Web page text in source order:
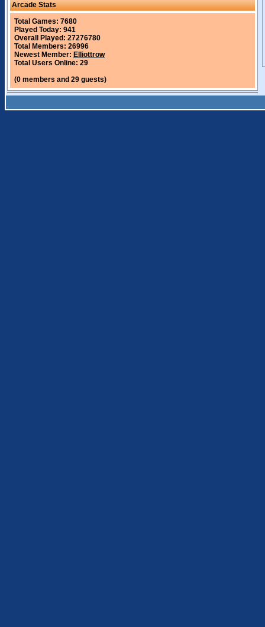
Arcade Stats
Total Games: 7680
Played Today: 941
Overall Played: 27276780
Total Members: 26996
Newest Member: Elliottrow
Total Users Online: 29
(0 members and 29 guests)